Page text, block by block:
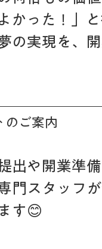
かった！」
の実現を、
のご案内
出や開業準
門スタッフ
す😊